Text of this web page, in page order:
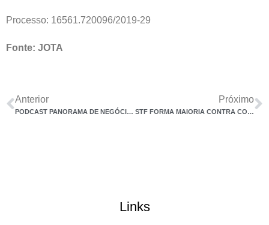
Processo: 16561.720096/2019-29
Fonte: JOTA
Anterior
PODCAST PANORAMA DE NEGÓCIOS – DR. RONALDO MARTINS – FOUNDER E CEO.
Próximo
STF FORMA MAIORIA CONTRA COBRANÇA DE ITCMD SOBRE VGBL E PGBL
Links